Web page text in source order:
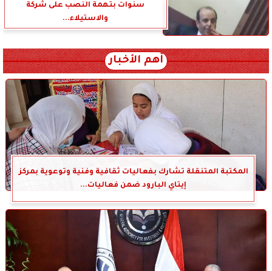
سنوات بتهمة النصب على شركة
والاستيلاء...
أهم الأخبار
المكتبة المتنقلة تشارك بفعاليات ثقافية وفنية وتوعوية بمركز
إيتاي البارود ضمن فعاليات...